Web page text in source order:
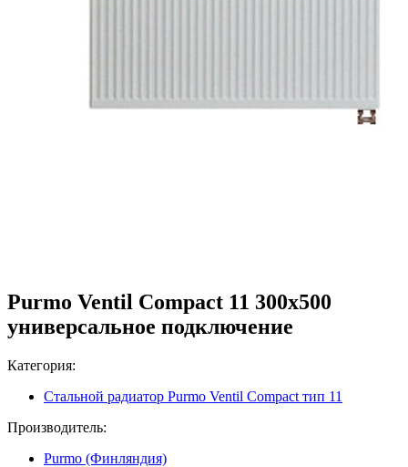
Purmo Ventil Compact 11 300х500
универсальное подключение
Категория:
Стальной радиатор Purmo Ventil Compact тип 11
Производитель:
Purmo (Финляндия)